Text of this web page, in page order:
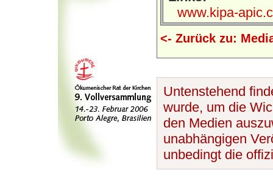
www.kipa-
<- Zurück zu:
Untenstehend
wurde, um die
den Medien
unabhängigen
unbedingt die